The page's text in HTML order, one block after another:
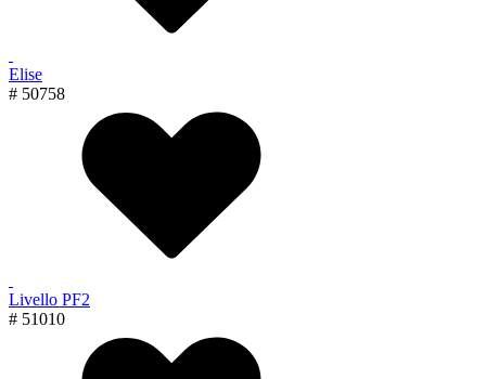
Elise
# 50758
Livello PF2
# 51010